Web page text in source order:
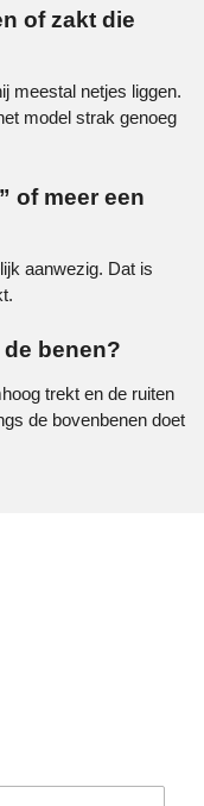
of zakt die
meestal netjes liggen.
model strak genoeg
of meer een
aanwezig. Dat is
benen?
trekt en de ruiten
de bovenbenen doet